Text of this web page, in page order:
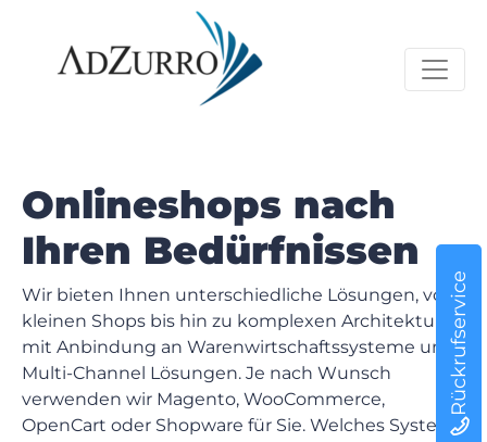
Onlineshops nach
Ihren Bedürfnissen
Wir bieten Ihnen unterschiedliche Lösungen, von
kleinen Shops bis hin zu komplexen Architekturen
mit Anbindung an Warenwirtschaftssysteme und
Multi-Channel Lösungen. Je nach Wunsch
verwenden wir Magento, WooCommerce,
OpenCart oder Shopware für Sie. Welches System
Rückrufservice